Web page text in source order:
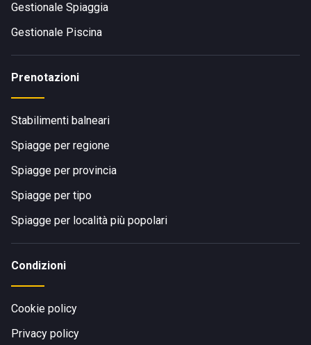
Gestionale Spiaggia
Gestionale Piscina
Prenotazioni
Stabilimenti balneari
Spiagge per regione
Spiagge per provincia
Spiagge per tipo
Spiagge per località più popolari
Condizioni
Cookie policy
Privacy policy